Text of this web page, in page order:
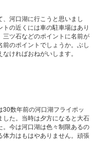
、河口湖に行こうと思いまし
近くには車の駐車場はあり
石などのポイントに名前が
のポイントでしょうか。ぶし
ければおねがいします。
30数年前の河口湖フライポッ
した。当時は夕方になると大石
今は河口湖は色々制限あるの
力はもはやありません。頑張